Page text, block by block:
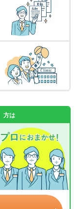
方は